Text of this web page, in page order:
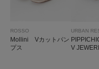
ROSSO
Mollini Vカットパン
プス
URBAN
V